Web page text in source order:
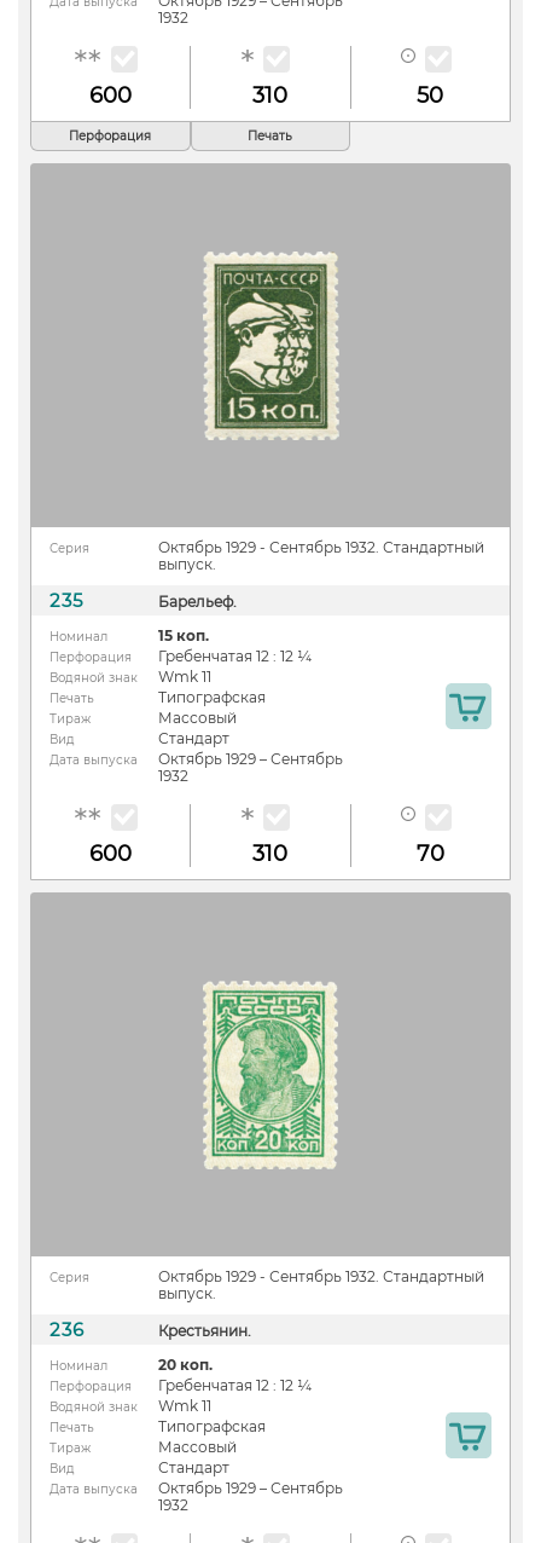
1932
600 310 50
Перфорация Печать
Серия
Октябрь 1929 - Сентябрь 1932. Стандартный
выпуск.
235 Барельеф.
Номинал 15 коп.
Перфорация Гребенчатая 12 : 12 ¼
Водяной знак Wmk 11
Печать Типографская
Тираж Массовый
Вид Стандарт
Дата выпуска
Октябрь 1929 – Сентябрь
1932
600 310 70
Серия
Октябрь 1929 - Сентябрь 1932. Стандартный
выпуск.
236 Крестьянин.
Номинал 20 коп.
Перфорация Гребенчатая 12 : 12 ¼
Водяной знак Wmk 11
Печать Типографская
Тираж Массовый
Вид Стандарт
Дата выпуска
Октябрь 1929 – Сентябрь
1932